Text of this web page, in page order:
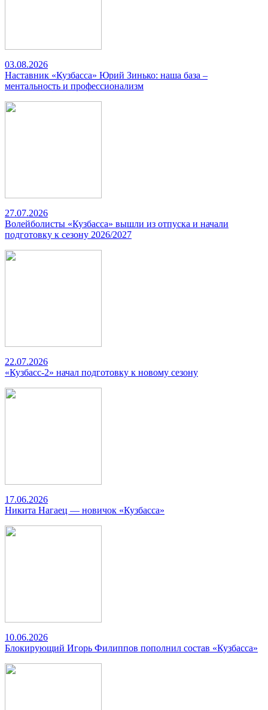
03.08.2026
Наставник «Кузбасса» Юрий Зинько: наша база –
ментальность и профессионализм
27.07.2026
Волейболисты «Кузбасса» вышли из отпуска и начали
подготовку к сезону 2026/2027
22.07.2026
«Кузбасс-2» начал подготовку к новому сезону
17.06.2026
Никита Нагаец — новичок «Кузбасса»
10.06.2026
Блокирующий Игорь Филиппов пополнил состав «Кузбасса»